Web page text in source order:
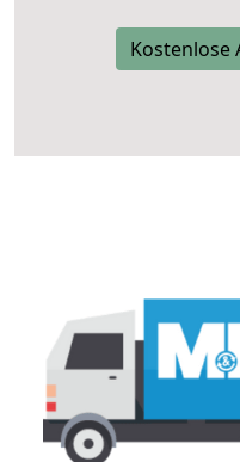
Kostenlose